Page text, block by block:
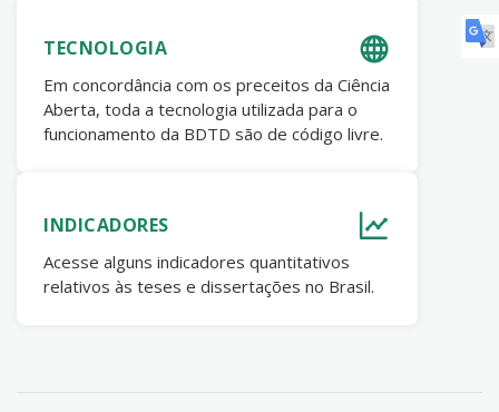
TECNOLOGIA
Em concordância com os preceitos da Ciência
Aberta, toda a tecnologia utilizada para o
funcionamento da BDTD são de código livre.
INDICADORES
Acesse alguns indicadores quantitativos
relativos às teses e dissertações no Brasil.